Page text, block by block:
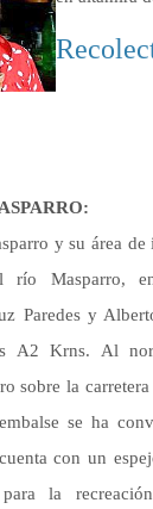
y su área
río Masparro,
Paredes y
A2 Krns. Al
sobre la
se ha
con un
la